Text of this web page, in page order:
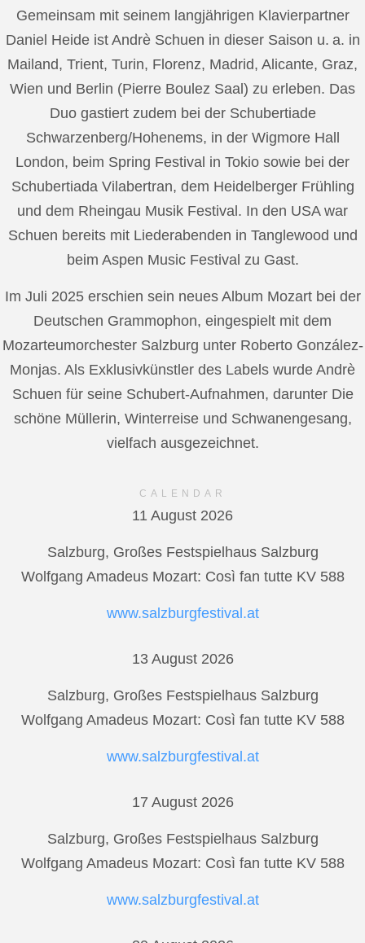
Gemeinsam mit seinem langjährigen Klavierpartner
Daniel Heide ist Andrè Schuen in dieser Saison u. a. in
Mailand, Trient, Turin, Florenz, Madrid, Alicante, Graz,
Wien und Berlin (Pierre Boulez Saal) zu erleben. Das
Duo gastiert zudem bei der Schubertiade
Schwarzenberg/Hohenems, in der Wigmore Hall
London, beim Spring Festival in Tokio sowie bei der
Schubertiada Vilabertran, dem Heidelberger Frühling
und dem Rheingau Musik Festival. In den USA war
Schuen bereits mit Liederabenden in Tanglewood und
beim Aspen Music Festival zu Gast.
Im Juli 2025 erschien sein neues Album Mozart bei der
Deutschen Grammophon, eingespielt mit dem
Mozarteumorchester Salzburg unter Roberto González-
Monjas. Als Exklusivkünstler des Labels wurde Andrè
Schuen für seine Schubert-Aufnahmen, darunter Die
schöne Müllerin, Winterreise und Schwanengesang,
vielfach ausgezeichnet.
CALENDAR
11 August 2026
Salzburg, Großes Festspielhaus Salzburg
Wolfgang Amadeus Mozart: Così fan tutte KV 588
www.salzburgfestival.at
13 August 2026
Salzburg, Großes Festspielhaus Salzburg
Wolfgang Amadeus Mozart: Così fan tutte KV 588
www.salzburgfestival.at
17 August 2026
Salzburg, Großes Festspielhaus Salzburg
Wolfgang Amadeus Mozart: Così fan tutte KV 588
www.salzburgfestival.at